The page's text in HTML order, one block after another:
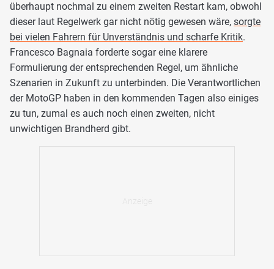
überhaupt nochmal zu einem zweiten Restart kam, obwohl
dieser laut Regelwerk gar nicht nötig gewesen wäre, sorgte
bei vielen Fahrern für Unverständnis und scharfe Kritik.
Francesco Bagnaia forderte sogar eine klarere
Formulierung der entsprechenden Regel, um ähnliche
Szenarien in Zukunft zu unterbinden. Die Verantwortlichen
der MotoGP haben in den kommenden Tagen also einiges
zu tun, zumal es auch noch einen zweiten, nicht
unwichtigen Brandherd gibt.